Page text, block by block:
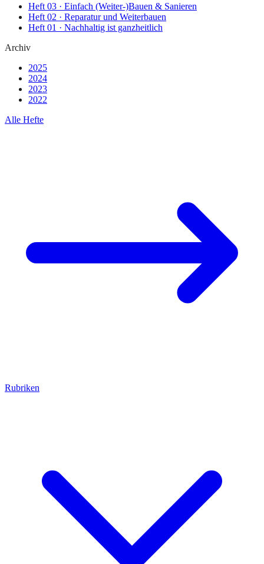
Heft 03 · Einfach (Weiter-)Bauen & Sanieren
Heft 02 · Reparatur und Weiterbauen
Heft 01 · Nachhaltig ist ganzheitlich
Archiv
2025
2024
2023
2022
Alle Hefte
Rubriken